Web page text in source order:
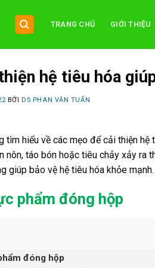
TRANG CHỦ GIỚI THIỆU
hệ tiêu hóa
BỞI DS PHAN VĂN TUẤN
tìm hiểu về các mẹo để cải thiện
nôn, táo bón hoặc tiêu chảy xảy ra
giúp bảo vệ hệ tiêu hóa khỏe mạnh.
phẩm đóng hộp
đóng hộp